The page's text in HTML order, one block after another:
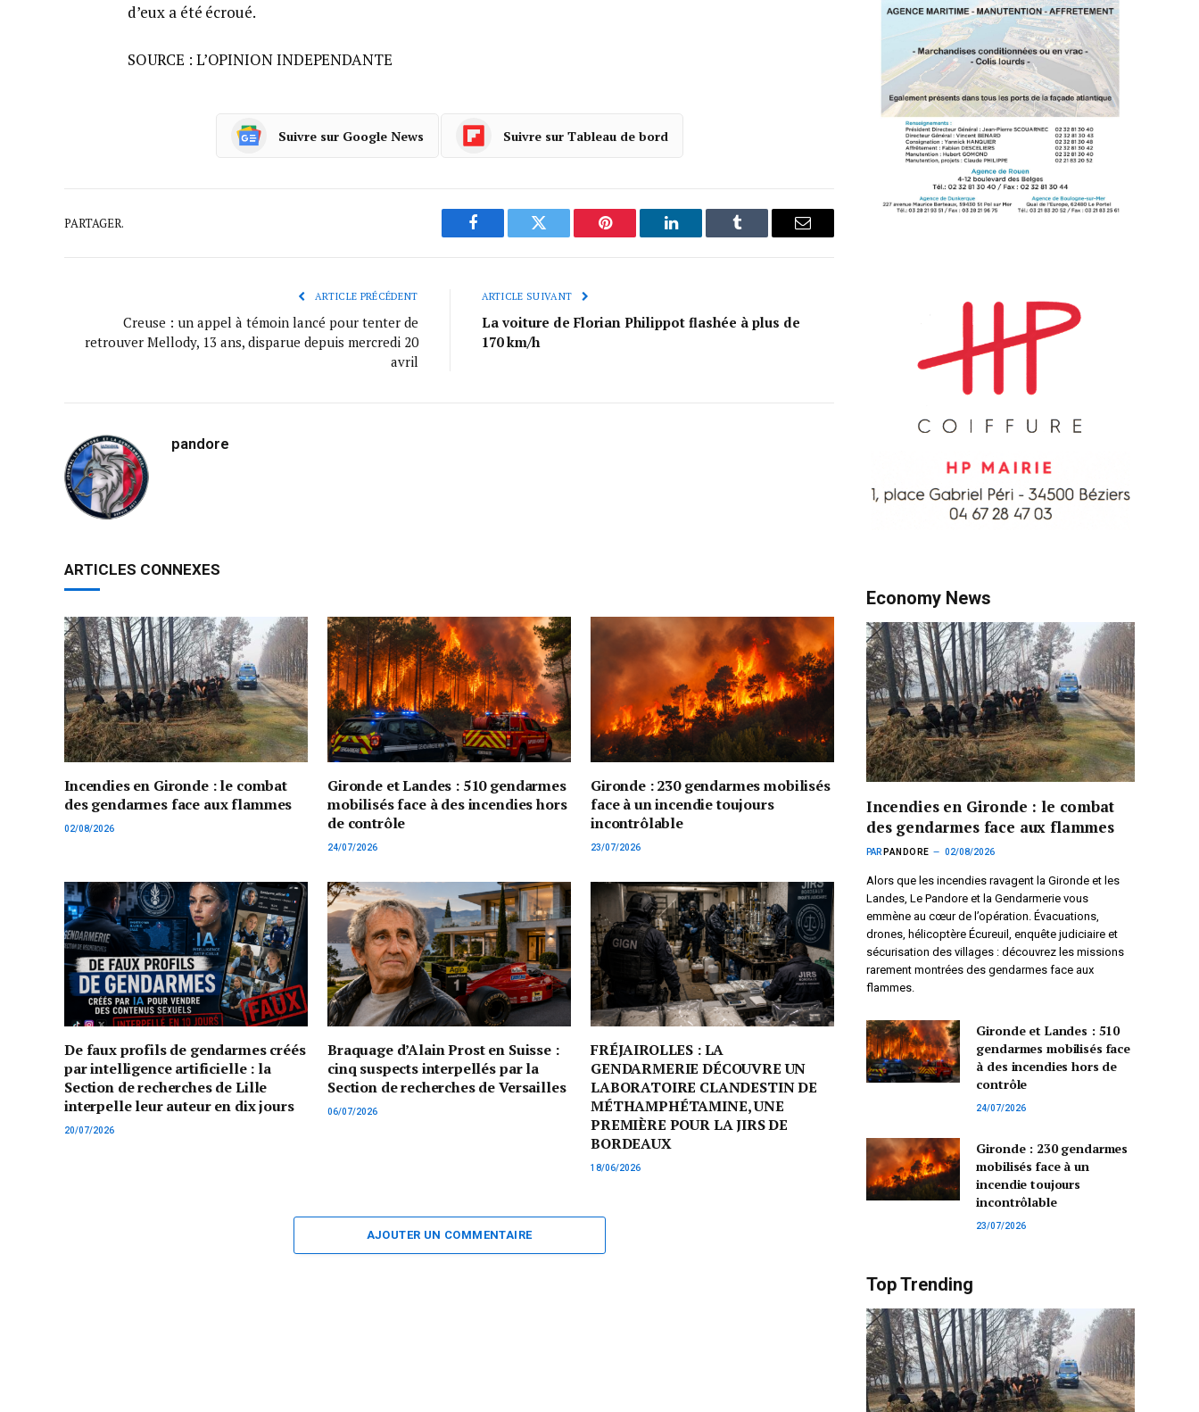
d’eux a été écroué.
SOURCE : L’OPINION INDEPENDANTE
Suivre sur Google News Suivre sur Tableau de bord
PARTAGER.
Facebook Twitter Pinterest LinkedIn Tumblr Courriel
ARTICLE PRÉCÉDENT
Creuse : un appel à témoin lancé pour tenter de
retrouver Mellody, 13 ans, disparue depuis mercredi 20
avril
ARTICLE SUIVANT
La voiture de Florian Philippot flashée à plus de
170 km/h
pandore
ARTICLES CONNEXES
Incendies en Gironde : le combat
des gendarmes face aux flammes
02/08/2026
Gironde et Landes : 510 gendarmes
mobilisés face à des incendies hors
de contrôle
24/07/2026
Gironde : 230 gendarmes mobilisés
face à un incendie toujours
incontrôlable
23/07/2026
De faux profils de gendarmes créés
par intelligence artificielle : la
Section de recherches de Lille
interpelle leur auteur en dix jours
20/07/2026
Braquage d’Alain Prost en Suisse :
cinq suspects interpellés par la
Section de recherches de Versailles
06/07/2026
FRÉJAIROLLES : LA
GENDARMERIE DÉCOUVRE UN
LABORATOIRE CLANDESTIN DE
MÉTHAMPHÉTAMINE, UNE
PREMIÈRE POUR LA JIRS DE
BORDEAUX
18/06/2026
AJOUTER UN COMMENTAIRE
Economy News
Incendies en Gironde : le combat
des gendarmes face aux flammes
PAR PANDORE 02/08/2026
Alors que les incendies ravagent la Gironde et les
Landes, Le Pandore et la Gendarmerie vous
emmène au cœur de l’opération. Évacuations,
drones, hélicoptère Écureuil, enquête judiciaire et
sécurisation des villages : découvrez les missions
rarement montrées des gendarmes face aux
flammes.
Gironde et Landes : 510
gendarmes mobilisés face
à des incendies hors de
contrôle
24/07/2026
Gironde : 230 gendarmes
mobilisés face à un
incendie toujours
incontrôlable
23/07/2026
Top Trending